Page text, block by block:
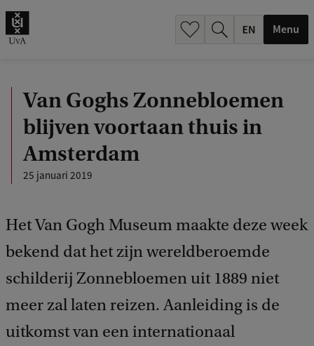
Menu
Van Goghs Zonnebloemen
blijven voortaan thuis in
Amsterdam
25 januari 2019
Het Van Gogh Museum maakte deze week
bekend dat het zijn wereldberoemde
schilderij Zonnebloemen uit 1889 niet
meer zal laten reizen. Aanleiding is de
uitkomst van een internationaal